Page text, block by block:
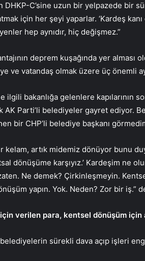
DHKP-C’sine uzun bir yelpazede
için her şeyi yaparlar. ‘Kardeş
hep aynıdır, hiç değişmez.”
deprem kuşağında yer alması
ve vatandaş olmak üzere üç önemli
bakanlığa gelenlere kapılarının
AK Parti’li belediyeler gayret ediyor.
bir CHP’li belediye başkanı
kelam, artık midemiz dönüyor bunu
dönüşüme karşıyız.’ Kardeşim ne
Ne demek? Çirkinleşmeyin.
yapın. Yok. Neden? Zor bir iş.”
verilen para, kentsel dönüşüm için
belediyelerin sürekli dava açıp işleri